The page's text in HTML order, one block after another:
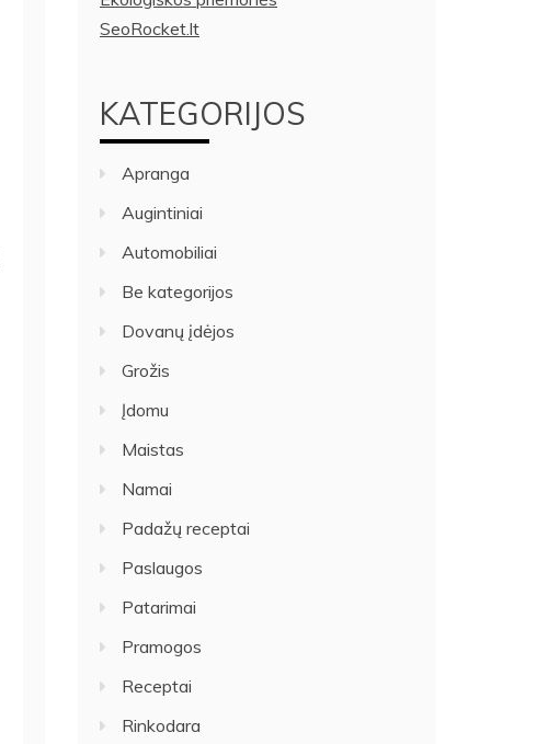
SeoRocket.lt
KATEGORIJOS
Apranga
Augintiniai
Automobiliai
Be kategorijos
Dovanų įdėjos
Grožis
Įdomu
Maistas
Namai
Padažų receptai
Paslaugos
Patarimai
Pramogos
Receptai
Rinkodara